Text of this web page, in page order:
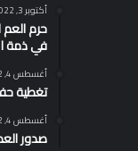
أكتوبر 3, 2022
حرم العم
في ذمة
أغسطس 4, 2022
تغطية
أغسطس 4, 2022
صدور